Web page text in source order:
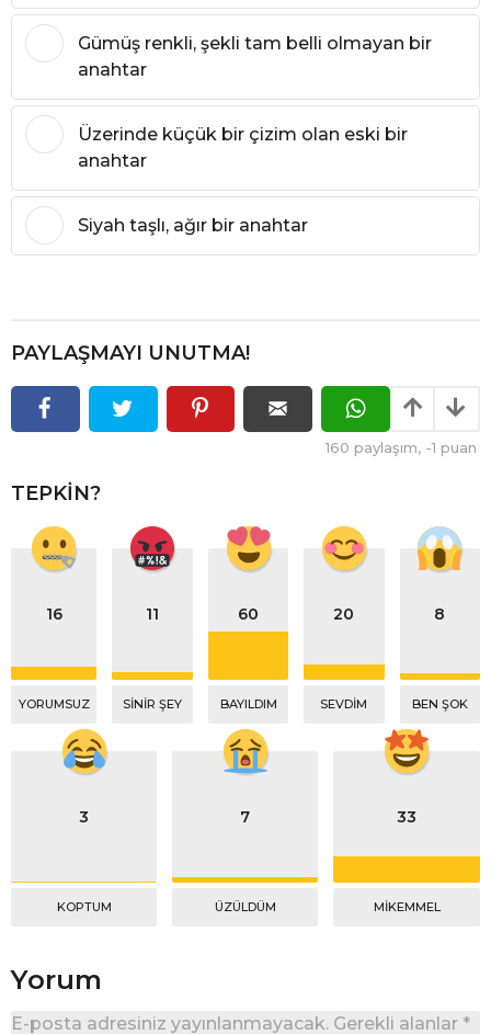
Gümüş renkli, şekli tam belli olmayan bir
anahtar
Üzerinde küçük bir çizim olan eski bir
anahtar
Siyah taşlı, ağır bir anahtar
PAYLAŞMAYI UNUTMA!
160 paylaşım, -1 puan
TEPKIN?
16
YORUMSUZ
11
SINIR ŞEY
60
BAYILDIM
20
SEVDIM
8
BEN ŞOK
3
KOPTUM
7
ÜZÜLDÜM
33
MIKEMMEL
Yorum
E-posta adresiniz yayınlanmayacak. Gerekli alanlar *